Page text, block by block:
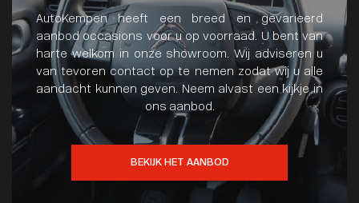
AutoKempen heeft een breed en gevarieerd
aanbod occasions voor u op voorraad. U bent van
harte welkom in onze showroom. Wij adviseren u
van tevoren contact op te nemen zodat wij u alle
aandacht kunnen geven. Neem alvast een kijkje in
ons aanbod.
BEKIJK HET AANBOD